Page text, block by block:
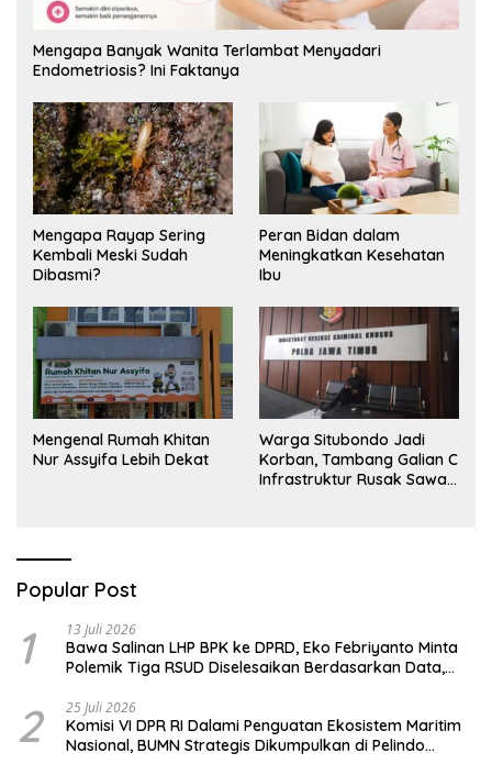
Mengapa Banyak Wanita Terlambat Menyadari
Endometriosis? Ini Faktanya
Mengapa Rayap Sering
Kembali Meski Sudah
Dibasmi?
Peran Bidan dalam
Meningkatkan Kesehatan
Ibu
Mengenal Rumah Khitan
Nur Assyifa Lebih Dekat
Warga Situbondo Jadi
Korban, Tambang Galian C
Infrastruktur Rusak Sawah
Popular Post
1 13 Juli 2026
Bawa Salinan LHP BPK ke DPRD, Eko Febriyanto Minta
Polemik Tiga RSUD Diselesaikan Berdasarkan Data,
2 25 Juli 2026
Komisi VI DPR RI Dalami Penguatan Ekosistem Maritim
Nasional, BUMN Strategis Dikumpulkan di Pelindo